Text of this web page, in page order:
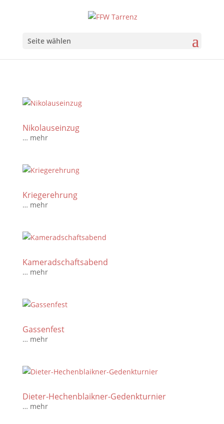
Seite wählen
Nikolauseinzug
… mehr
Kriegerehrung
… mehr
Kameradschaftsabend
… mehr
Gassenfest
… mehr
Dieter-Hechenblaikner-Gedenkturnier
… mehr